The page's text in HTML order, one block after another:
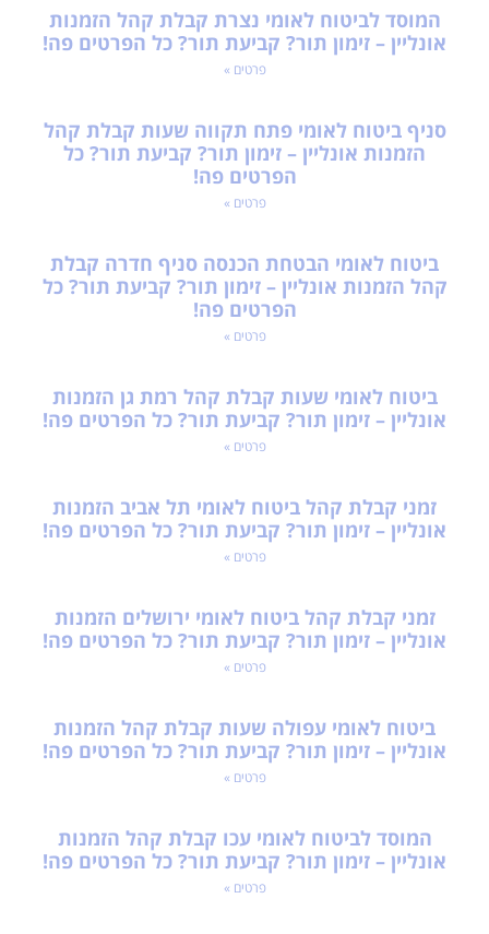
המוסד לביטוח לאומי נצרת קבלת קהל הזמנות
אונליין – זימון תור? קביעת תור? כל הפרטים פה!
פרטים »
סניף ביטוח לאומי פתח תקווה שעות קבלת קהל
הזמנות אונליין – זימון תור? קביעת תור? כל
הפרטים פה!
פרטים »
ביטוח לאומי הבטחת הכנסה סניף חדרה קבלת
קהל הזמנות אונליין – זימון תור? קביעת תור? כל
הפרטים פה!
פרטים »
ביטוח לאומי שעות קבלת קהל רמת גן הזמנות
אונליין – זימון תור? קביעת תור? כל הפרטים פה!
פרטים »
זמני קבלת קהל ביטוח לאומי תל אביב הזמנות
אונליין – זימון תור? קביעת תור? כל הפרטים פה!
פרטים »
זמני קבלת קהל ביטוח לאומי ירושלים הזמנות
אונליין – זימון תור? קביעת תור? כל הפרטים פה!
פרטים »
ביטוח לאומי עפולה שעות קבלת קהל הזמנות
אונליין – זימון תור? קביעת תור? כל הפרטים פה!
פרטים »
המוסד לביטוח לאומי עכו קבלת קהל הזמנות
אונליין – זימון תור? קביעת תור? כל הפרטים פה!
פרטים »